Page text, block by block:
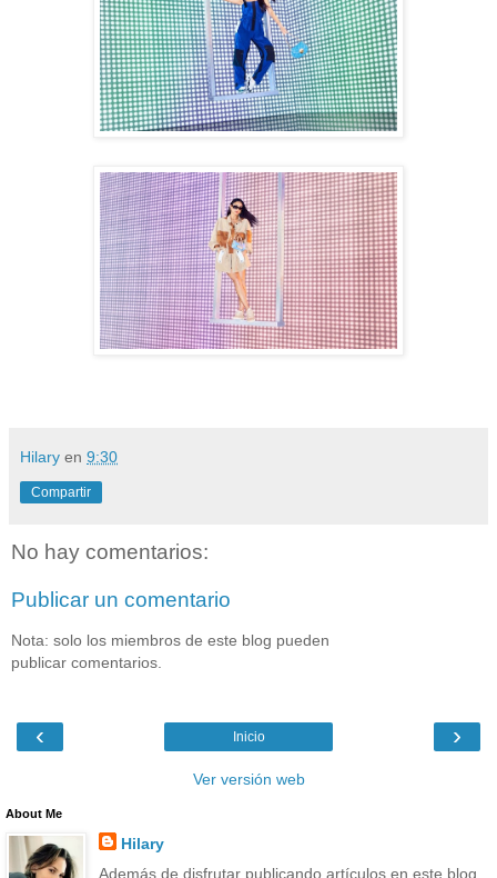
Hilary en 9:30
Compartir
No hay comentarios:
Publicar un comentario
Nota: solo los miembros de este blog pueden
publicar comentarios.
‹ ›
Inicio
Ver versión web
About Me
Hilary
Además de disfrutar publicando artículos en este blog,